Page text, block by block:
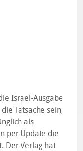
Israel-Ausgabe
Tatsache sein,
als
per Update die
Der Verlag hat